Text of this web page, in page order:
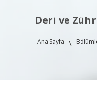
Deri ve
Ana Sayfa \